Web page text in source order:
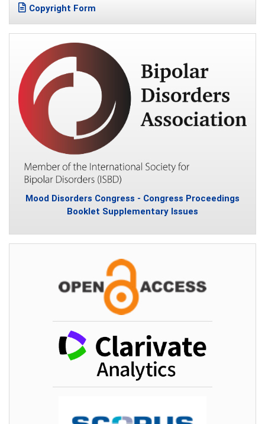
Copyright Form
Mood Disorders Congress - Congress Proceedings
Booklet Supplementary Issues